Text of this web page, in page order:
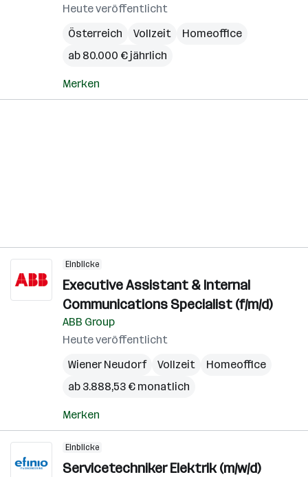
Heute veröffentlicht
Österreich
Vollzeit
Homeoffice
ab 80.000 € jährlich
Merken
Einblicke
Executive Assistant & Internal
Communications Specialist (f/m/d)
ABB Group
Heute veröffentlicht
Wiener Neudorf
Vollzeit
Homeoffice
ab 3.888,53 € monatlich
Merken
Einblicke
Servicetechniker Elektrik (m/w/d)